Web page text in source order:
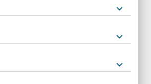
keyboard_arrow_down
keyboard_arrow_down
keyboard_arrow_down